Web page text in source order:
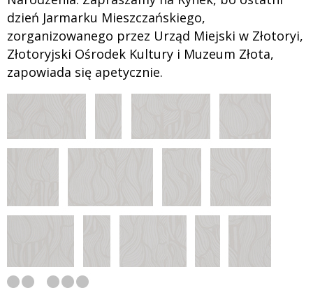
dzień Jarmarku Mieszczańskiego,
zorganizowanego przez Urząd Miejski w Złotoryi,
Złotoryjski Ośrodek Kultury i Muzeum Złota,
zapowiada się apetycznie.